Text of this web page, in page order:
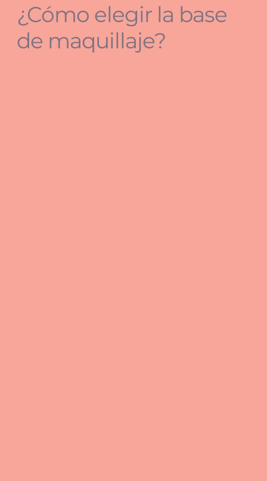
¿Cómo elegir la base
de maquillaje?